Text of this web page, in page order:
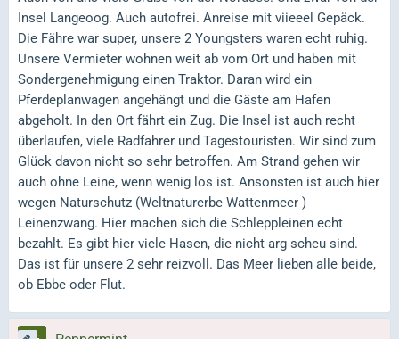
Insel Langeoog. Auch autofrei. Anreise mit viieeel Gepäck.
Die Fähre war super, unsere 2 Youngsters waren echt ruhig.
Unsere Vermieter wohnen weit ab vom Ort und haben mit
Sondergenehmigung einen Traktor. Daran wird ein
Pferdeplanwagen angehängt und die Gäste am Hafen
abgeholt. In den Ort fährt ein Zug. Die Insel ist auch recht
überlaufen, viele Radfahrer und Tagestouristen. Wir sind zum
Glück davon nicht so sehr betroffen. Am Strand gehen wir
auch ohne Leine, wenn wenig los ist. Ansonsten ist auch hier
wegen Naturschutz (Weltnaturerbe Wattenmeer )
Leinenzwang. Hier machen sich die Schleppleinen echt
bezahlt. Es gibt hier viele Hasen, die nicht arg scheu sind.
Das ist für unsere 2 sehr reizvoll. Das Meer lieben alle beide,
ob Ebbe oder Flut.